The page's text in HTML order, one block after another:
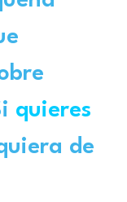
quieres
de